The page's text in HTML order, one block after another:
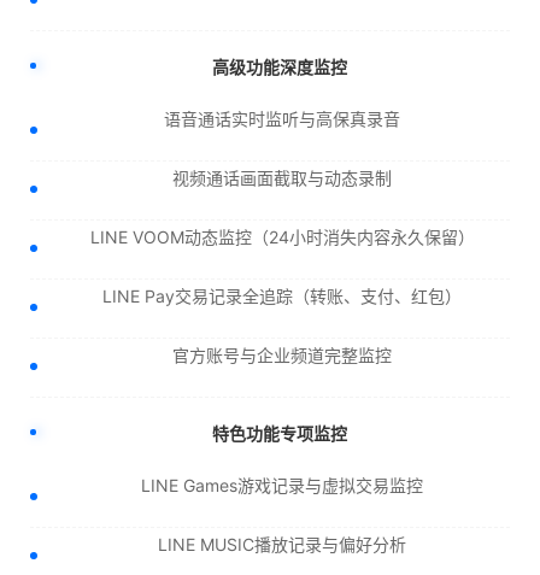
高级功能深度监控
语音通话实时监听与高保真录音
视频通话画面截取与动态录制
LINE VOOM动态监控（24小时消失内容永久保留）
LINE Pay交易记录全追踪（转账、支付、红包）
官方账号与企业频道完整监控
特色功能专项监控
LINE Games游戏记录与虚拟交易监控
LINE MUSIC播放记录与偏好分析